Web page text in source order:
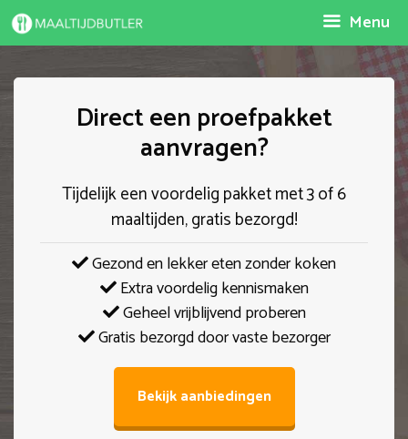
Spring
naar
Menu
Direct een proefpakket
aanvragen?
Tijdelijk een voordelig pakket met 3 of 6
maaltijden, gratis bezorgd!
Gezond en lekker eten zonder koken
Extra voordelig kennismaken
Geheel vrijblijvend proberen
Gratis bezorgd door vaste bezorger
Bekijk aanbiedingen